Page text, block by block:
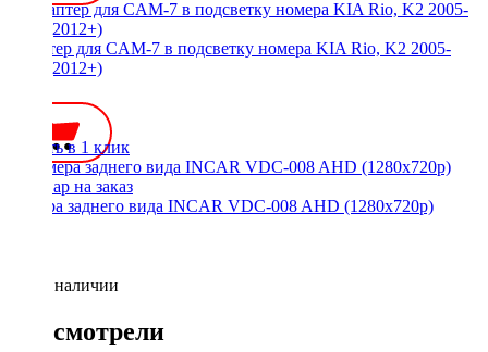
Адаптер для CAM-7 в подсветку номера KIA Rio, K2 2005-
2011 (2012+)
Купить в 1 клик
Камера заднего вида INCAR VDC-008 AHD (1280x720p)
Нет в наличии
Вы смотрели